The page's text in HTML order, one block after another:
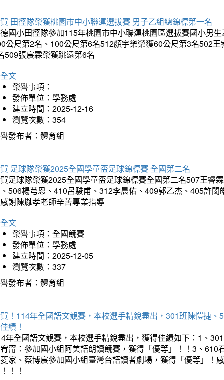
田徑隊榮獲桃園市中小聯運選拔賽 男子乙組總錦標第一名
國小田徑隊參加115年桃園市中小聯運桃園區選拔賽國小男
公尺第2名、100公尺第6名512顏宇樂榮獲60公尺第3名502
509張宸霖榮獲跳遠第6名
文
榮譽事項：
發佈單位：學務處
建立時間：2025-12-16
瀏覽次數：354
發布者：體育組
足球隊榮獲2025全國學童盃足球錦標賽 全國第二名
足球隊榮獲2025全國學童盃足球錦標賽全國第二名507王睿
506楊芎恩、410呂駿甫、312李晨佑、409郭乙杰、405許
謝陳胤孝老師辛苦專業指導
文
榮譽事項：全國競賽
發佈單位：學務處
建立時間：2025-12-05
瀏覽次數：337
發布者：體育組
！114年全國語文競賽，本校選手精銳盡出，301班陳愷捷
績！
年全國語文競賽，本校選手精銳盡出，獲得佳績如下：1、
甯：參加國小組阿美語朗讀競賽，獲得「優等」！！3、
家、蔡博宸參加國小組臺灣台語讀者劇場，獲得「優等」！
！！